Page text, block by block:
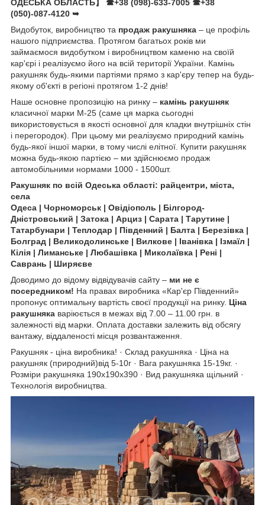
ОДЕСЬКА ОБЛАСТЬ】
☎+38 (098)-633-7005 ☎+38
(050)-087-4120 ➥
Видобуток, виробництво та продаж ракушняка – це профіль
нашого підприємства. Протягом багатьох років ми
займаємося видобутком і виробництвом каменю на своїй
кар'єрі і реалізуємо його на всій території України. Камінь
ракушняк будь-якими партіями прямо з кар'єру тепер на будь-
якому об'єкті в регіоні протягом 1-2 днів!
Наше основне пропозицію на ринку – камінь ракушняк
класичної марки М-25 (саме ця марка сьогодні
використовується в якості основної для кладки внутрішніх стін
і перегородок). При цьому ми реалізуємо природний камінь
будь-якої іншої марки, в тому числі елітної. Купити ракушняк
можна будь-якою партією – ми здійснюємо продаж
автомобільними нормами 1000 - 1500шт.
Ракушняк по всій Одеська області: райцентри, міста,
села
Одеса | Чорноморськ | Овідіополь | Білгород-
Дністровський | Затока | Арциз | Сарата | Тарутине |
Татарбунари | Теплодар | Південний | Балта | Березівка |
Болград | Великодолинське | Вилкове | Іванівка | Ізмаїл |
Кілія | Лиманське | Любашівка | Миколаївка | Рені |
Саврань | Ширяєве
Доводимо до відому відвідувачів сайту – ми не є
посередником! На правах виробника «Кар'єр Південний»
пропонує оптимальну вартість своєї продукції на ринку. Ціна
ракушняка варіюється в межах від 7.00 – 11.00 грн. в
залежності від марки. Оплата доставки залежить від обсягу
вантажу, віддаленості місця розвантаження.
Ракушняк - ціна виробника! · Склад ракушняка · Ціна на
ракушняк (природний)від 5-10г · Вага ракушняка 15-19кг. ·
Розміри ракушняка 190х190х390 · Вид ракушняка щільний ·
Технологія виробництва.